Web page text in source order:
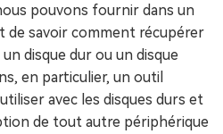
pouvons fournir dans un
de savoir comment récupérer
disque dur ou un disque
en particulier, un outil
avec les disques durs et
de tout autre périphérique